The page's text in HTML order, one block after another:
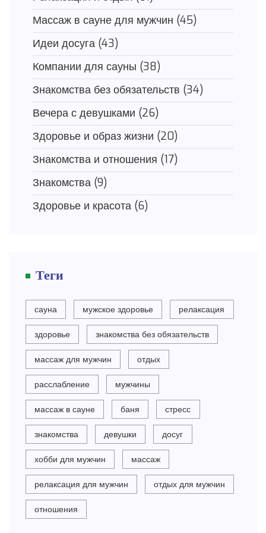
Массаж в сауне для мужчин (45)
Идеи досуга (43)
Компании для сауны (38)
Знакомства без обязательств (34)
Вечера с девушками (26)
Здоровье и образ жизни (20)
Знакомства и отношения (17)
Знакомства (9)
Здоровье и красота (6)
Теги
сауна мужское здоровье релаксация
здоровье знакомства без обязательств
массаж для мужчин отдых
расслабление мужчины
массаж в сауне баня стресс
знакомства девушки досуг
хобби для мужчин массаж
релаксация для мужчин отдых для мужчин
отношения